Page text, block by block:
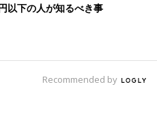
以下の人が知るべき事
Recommended by